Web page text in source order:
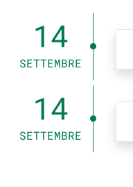
14
SETTEMBRE
14
SETTEMBRE